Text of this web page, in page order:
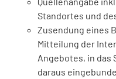
Standortes und
Zusendung eines
Mitteilung der
Angebotes, in das
daraus